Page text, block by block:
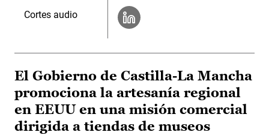
Cortes audio
El Gobierno de Castilla-La Mancha
promociona la artesanía regional
en EEUU en una misión comercial
dirigida a tiendas de museos